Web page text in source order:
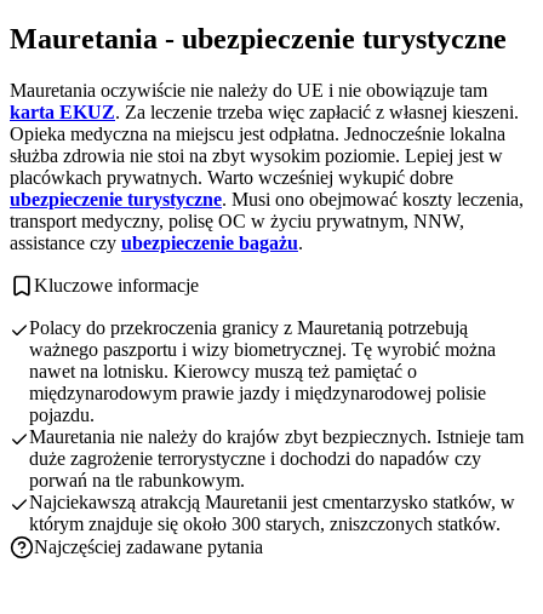
Mauretania - ubezpieczenie turystyczne
Mauretania oczywiście nie należy do UE i nie obowiązuje tam
karta EKUZ. Za leczenie trzeba więc zapłacić z własnej kieszeni.
Opieka medyczna na miejscu jest odpłatna. Jednocześnie lokalna
służba zdrowia nie stoi na zbyt wysokim poziomie. Lepiej jest w
placówkach prywatnych. Warto wcześniej wykupić dobre
ubezpieczenie turystyczne. Musi ono obejmować koszty leczenia,
transport medyczny, polisę OC w życiu prywatnym, NNW,
assistance czy ubezpieczenie bagażu.
Kluczowe informacje
Polacy do przekroczenia granicy z Mauretanią potrzebują
ważnego paszportu i wizy biometrycznej. Tę wyrobić można
nawet na lotnisku. Kierowcy muszą też pamiętać o
międzynarodowym prawie jazdy i międzynarodowej polisie
pojazdu.
Mauretania nie należy do krajów zbyt bezpiecznych. Istnieje tam
duże zagrożenie terrorystyczne i dochodzi do napadów czy
porwań na tle rabunkowym.
Najciekawszą atrakcją Mauretanii jest cmentarzysko statków, w
którym znajduje się około 300 starych, zniszczonych statków.
Najczęściej zadawane pytania